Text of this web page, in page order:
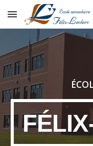
Skip to main content